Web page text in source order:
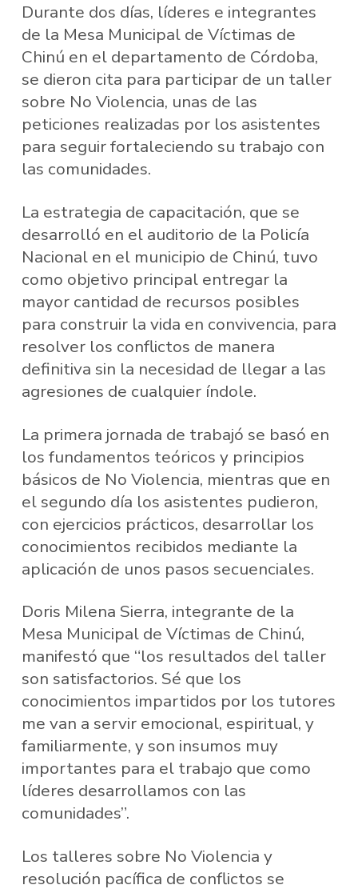
Durante dos días, líderes e integrantes
de la Mesa Municipal de Víctimas de
Chinú en el departamento de Córdoba,
se dieron cita para participar de un taller
sobre No Violencia, unas de las
peticiones realizadas por los asistentes
para seguir fortaleciendo su trabajo con
las comunidades.
La estrategia de capacitación, que se
desarrolló en el auditorio de la Policía
Nacional en el municipio de Chinú, tuvo
como objetivo principal entregar la
mayor cantidad de recursos posibles
para construir la vida en convivencia, para
resolver los conflictos de manera
definitiva sin la necesidad de llegar a las
agresiones de cualquier índole.
La primera jornada de trabajó se basó en
los fundamentos teóricos y principios
básicos de No Violencia, mientras que en
el segundo día los asistentes pudieron,
con ejercicios prácticos, desarrollar los
conocimientos recibidos mediante la
aplicación de unos pasos secuenciales.
Doris Milena Sierra, integrante de la
Mesa Municipal de Víctimas de Chinú,
manifestó que “los resultados del taller
son satisfactorios. Sé que los
conocimientos impartidos por los tutores
me van a servir emocional, espiritual, y
familiarmente, y son insumos muy
importantes para el trabajo que como
líderes desarrollamos con las
comunidades”.
Los talleres sobre No Violencia y
resolución pacífica de conflictos se